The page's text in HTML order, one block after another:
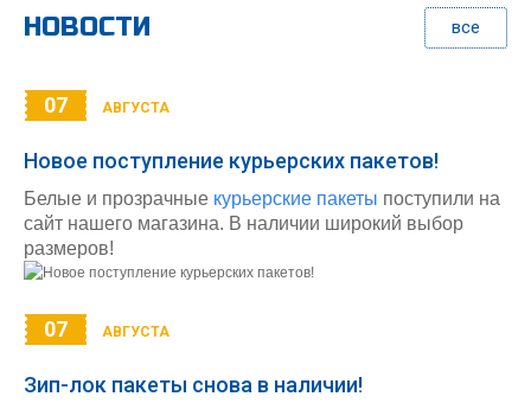
НОВОСТИ все
07 АВГУСТА
Новое поступление курьерских пакетов!
Белые и прозрачные курьерские пакеты поступили на
сайт нашего магазина. В наличии широкий выбор
размеров!
07 АВГУСТА
Зип-лок пакеты снова в наличии!